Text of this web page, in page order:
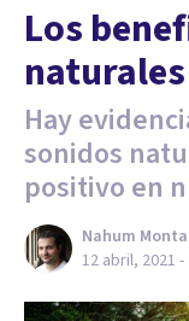
Los
Hay
sonidos
positivo en
Nahum
12 abril, 2021 -